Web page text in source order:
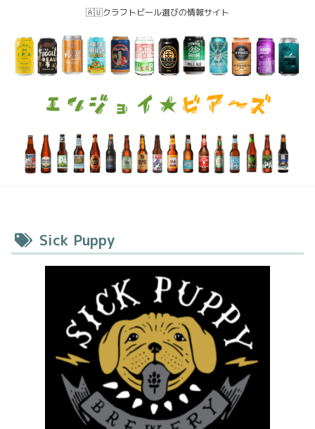
🇦🇺クラフトビール選びの情報サイト
Sick Puppy